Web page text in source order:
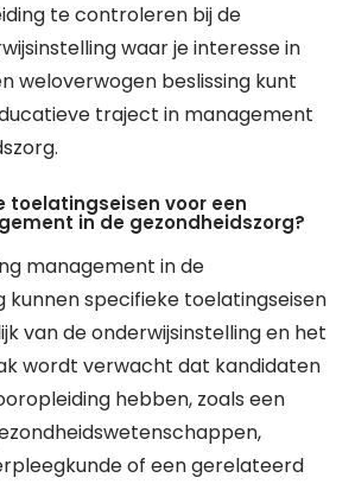
te controleren bij de
waar je interesse in
weloverwogen beslissing kunt
traject in management
toelatingseisen voor een
in de gezondheidszorg?
management in de
kunnen specifieke toelatingseisen
van de onderwijsinstelling en het
wordt verwacht dat kandidaten
hebben, zoals een
of een gerelateerd